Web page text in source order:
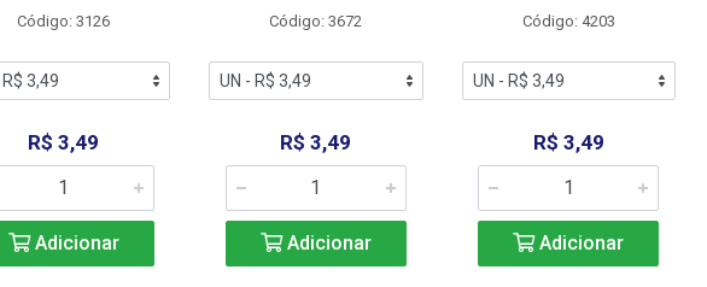
Código: 3126
R$ 3,49
Adicionar
Código: 3672
R$ 3,49
Adicionar
Código: 4203
R$ 3,49
Adicionar